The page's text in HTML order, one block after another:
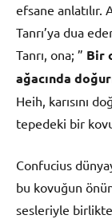
efsane anlatılır.
Tanrı’ya dua
Tanrı, ona; ” Bir
ağacında
Heih, karısını
tepedeki bir
Confucius
bu kovuğun
sesleriyle